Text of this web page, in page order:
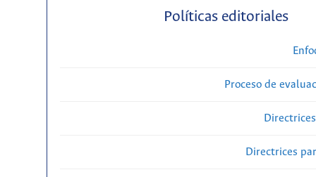
Políticas editoriales
Proceso de
Directrices